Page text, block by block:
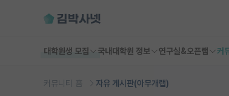
대학원생 모집 국내대학원 정보 연구실&오픈랩 커
커뮤니티 홈 자유 게시판(아무개랩)